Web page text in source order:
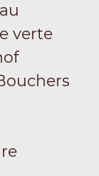
verte